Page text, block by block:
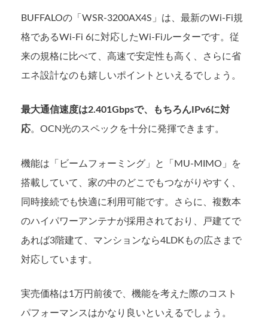
BUFFALOの「WSR-3200AX4S」は、最新のWi-Fi規
格であるWi-Fi 6に対応したWi-Fiルーターです。従
来の規格に比べて、高速で安定性も高く、さらに省
エネ設計なのも嬉しいポイントといえるでしょう。
最大通信速度は2.401Gbpsで、もちろんIPv6に対
応。OCN光のスペックを十分に発揮できます。
機能は「ビームフォーミング」と「MU-MIMO」を
搭載していて、家の中のどこでもつながりやすく、
同時接続でも快適に利用可能です。さらに、複数本
のハイパワーアンテナが採用されており、戸建てで
あれば3階建て、マンションなら4LDKもの広さまで
対応しています。
実売価格は1万円前後で、機能を考えた際のコスト
パフォーマンスはかなり良いといえるでしょう。